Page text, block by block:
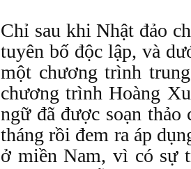
Chỉ sau khi Nhật đảo
tuyên bố độc lập, và
một chương trình
chương trình Hoàng
ngữ đã được soạn
tháng rồi đem ra áp
ở miền Nam, vì có sự